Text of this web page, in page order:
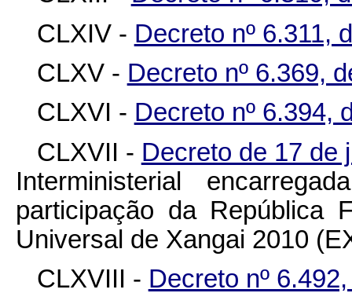
CLXIV - Decreto nº 6.311,
CLXV - Decreto nº 6.369,
CLXVI - Decreto nº 6.394,
CLXVII - Decreto de 17 de
Interministerial
participação da República
Universal de Xangai 2010
CLXVIII - Decreto nº